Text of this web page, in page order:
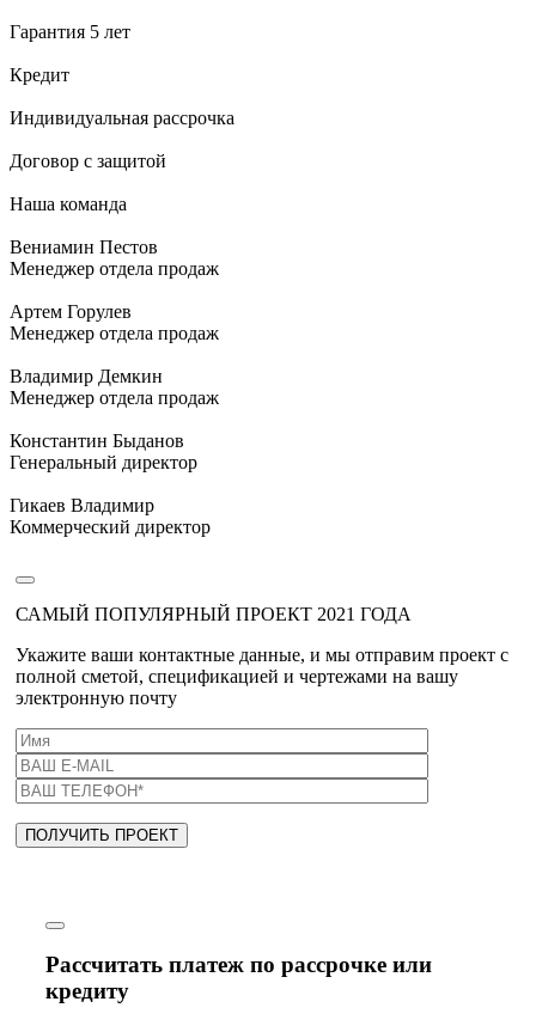
Гарантия 5 лет
Кредит
Индивидуальная рассрочка
Договор с защитой
Наша команда
Вениамин Пестов
Менеджер отдела продаж
Артем Горулев
Менеджер отдела продаж
Владимир Демкин
Менеджер отдела продаж
Константин Быданов
Генеральный директор
Гикаев Владимир
Коммерческий директор
САМЫЙ ПОПУЛЯРНЫЙ ПРОЕКТ 2021 ГОДА
Укажите ваши контактные данные, и мы отправим проект с
полной сметой, спецификацией и чертежами на вашу
электронную почту
Рассчитать платеж по рассрочке или
кредиту